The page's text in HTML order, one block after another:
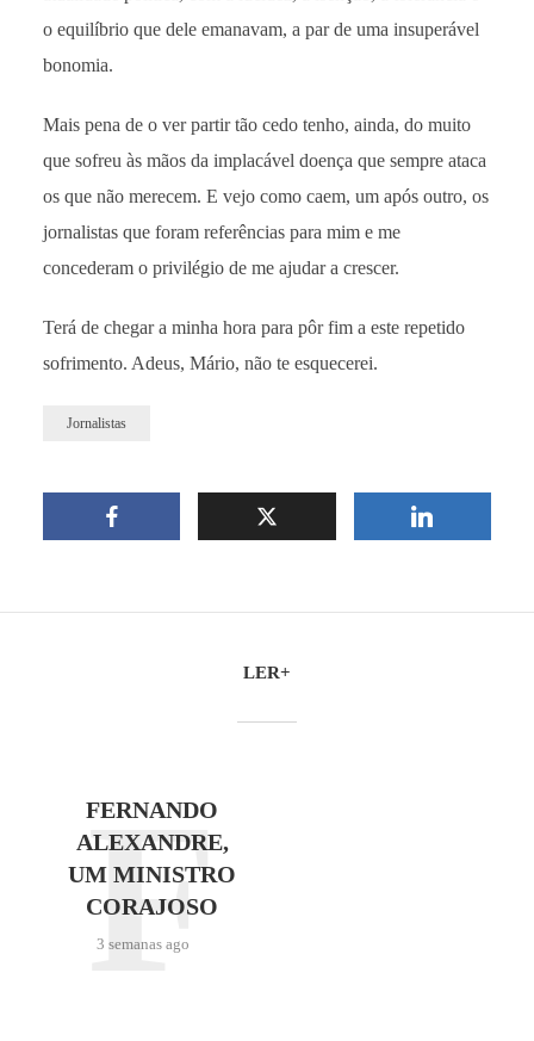
o equilíbrio que dele emanavam, a par de uma insuperável
bonomia.
Mais pena de o ver partir tão cedo tenho, ainda, do muito
que sofreu às mãos da implacável doença que sempre ataca
os que não merecem. E vejo como caem, um após outro, os
jornalistas que foram referências para mim e me
concederam o privilégio de me ajudar a crescer.
Terá de chegar a minha hora para pôr fim a este repetido
sofrimento. Adeus, Mário, não te esquecerei.
Jornalistas
LER+
FERNANDO
ALEXANDRE,
UM MINISTRO
CORAJOSO
3 semanas ago
F